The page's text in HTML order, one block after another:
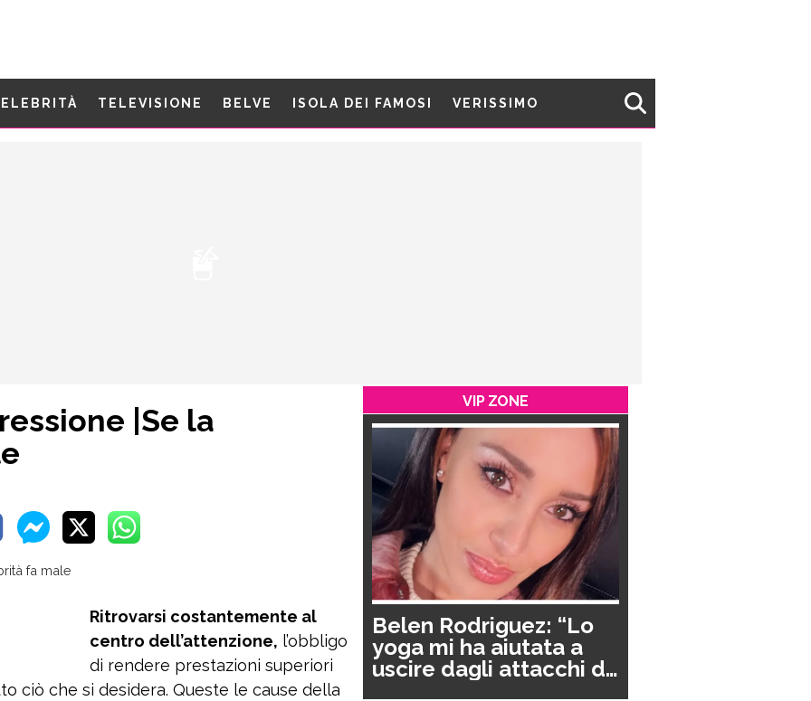
TELEVISIONE BELVE ISOLA DEI FAMOSI VERISSIMO
|Se la
Ritrovarsi costantemente al
centro dell’attenzione, l’obbligo
di rendere prestazioni superiori
ciò che si desidera. Queste le cause della
VIP ZONE
Belen Rodriguez: “Lo
yoga mi ha aiutata a
uscire dagli attacchi di